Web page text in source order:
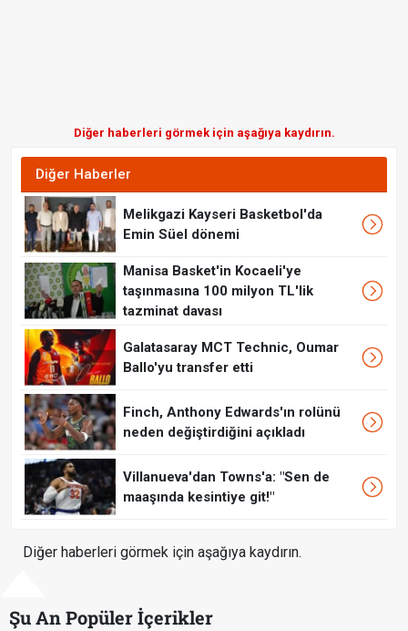
Diğer haberleri görmek için aşağıya kaydırın.
Diğer Haberler
Melikgazi Kayseri Basketbol'da
Emin Süel dönemi
Manisa Basket'in Kocaeli'ye
taşınmasına 100 milyon TL'lik
tazminat davası
Galatasaray MCT Technic, Oumar
Ballo'yu transfer etti
Finch, Anthony Edwards'ın rolünü
neden değiştirdiğini açıkladı
Villanueva'dan Towns'a: "Sen de
maaşında kesintiye git!"
Diğer haberleri görmek için aşağıya kaydırın.
Şu An Popüler İçerikler